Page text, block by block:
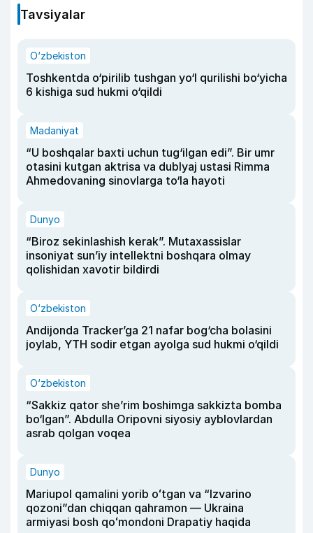
Tavsiyalar
O‘zbekiston
Toshkentda o‘pirilib tushgan yo‘l qurilishi bo‘yicha
6 kishiga sud hukmi o‘qildi
Madaniyat
“U boshqalar baxti uchun tug‘ilgan edi”. Bir umr
otasini kutgan aktrisa va dublyaj ustasi Rimma
Ahmedovaning sinovlarga to‘la hayoti
Dunyo
“Biroz sekinlashish kerak”. Mutaxassislar
insoniyat sun’iy intellektni boshqara olmay
qolishidan xavotir bildirdi
O‘zbekiston
Andijonda Tracker’ga 21 nafar bog‘cha bolasini
joylab, YTH sodir etgan ayolga sud hukmi o‘qildi
O‘zbekiston
“Sakkiz qator she’rim boshimga sakkizta bomba
bo‘lgan”. Abdulla Oripovni siyosiy ayblovlardan
asrab qolgan voqea
Dunyo
Mariupol qamalini yorib oʻtgan va “Izvarino
qozoni”dan chiqqan qahramon — Ukraina
armiyasi bosh qoʻmondoni Drapatiy haqida